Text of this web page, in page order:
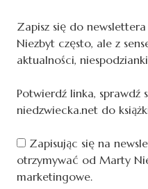
Zapisz się do newslettera
Niezbyt często, ale z
aktualności,
Potwierdź linka, sprawdź
niedzwiecka.net do
Zapisując się na
otrzymywać od Marty
marketingowe.